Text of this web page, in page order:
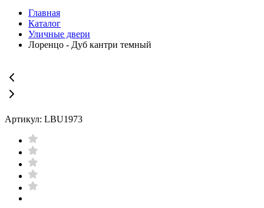
Главная
Каталог
Уличные двери
Лоренцо - Дуб кантри темный
Артикул: LBU1973